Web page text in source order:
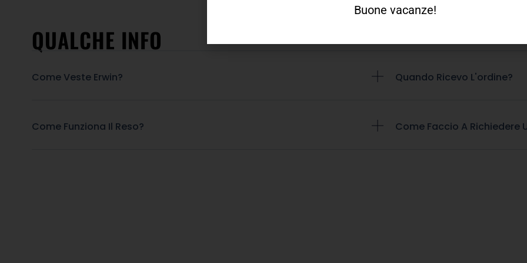
QUALCHE INFO
Come Veste Erwin?
Come Funziona Il Reso?
Quando Ricevo L'ordine?
Come Faccio A Richiedere
Buone vacanze!